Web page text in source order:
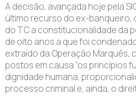
A decisão, avançada hoje pela
último recurso do ex-
do TC a constitucionalidade da
de oito anos a que foi
extraído da Operação Marquês,
postos em causa “os princípios
dignidade humana,
processo criminal e, ainda, o